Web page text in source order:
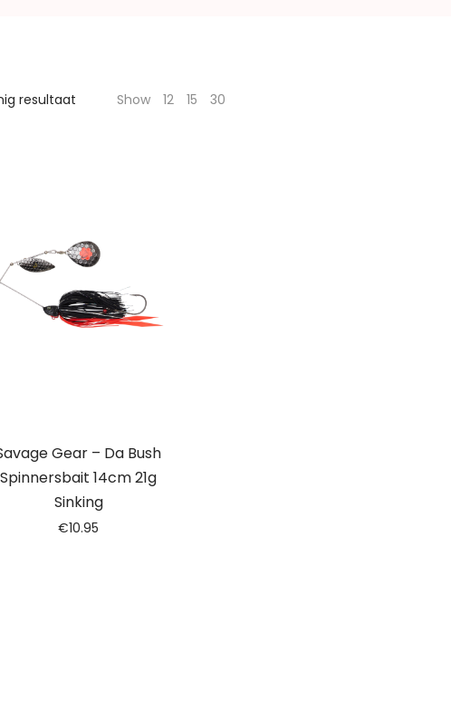
resultaat Show 12 15 30
Gear – Da Bush
Spinnersbait 14cm 21g
Sinking
€10.95